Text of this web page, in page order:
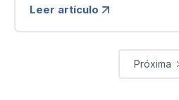
Leer artículo
Próxima